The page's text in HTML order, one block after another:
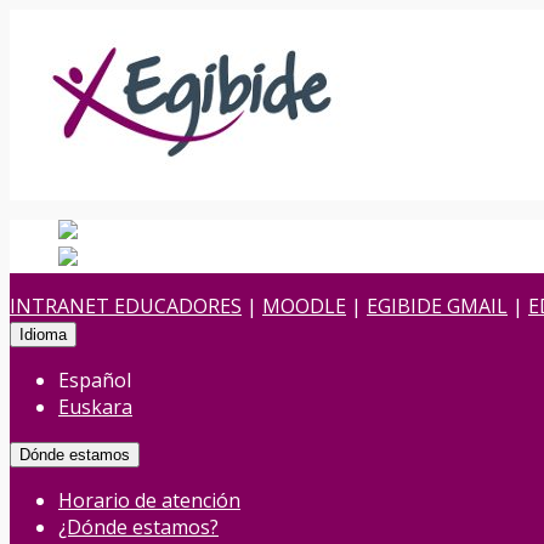
INTRANET EDUCADORES | MOODLE | EGIBIDE GMAIL |
Idioma
Español
Euskara
Dónde estamos
Horario de atención
¿Dónde estamos?